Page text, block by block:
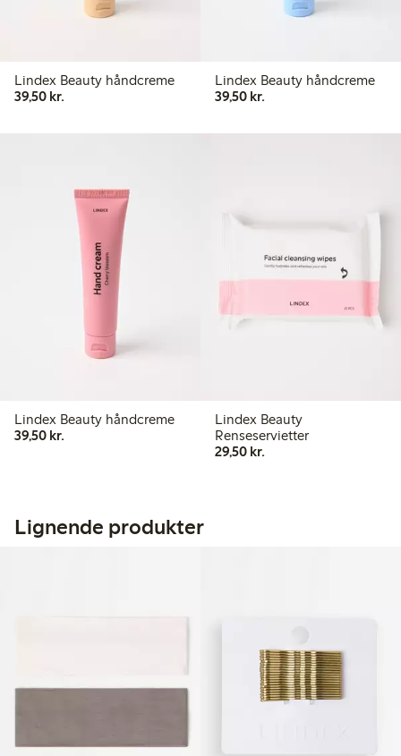
Lindex Beauty håndcreme
39,50 kr.
Lindex Beauty håndcreme
39,50 kr.39,50 kr.
Lindex Beauty håndcreme
39,50 kr.
Lindex Beauty
Renseservietter
29,50 kr.
Lignende produkter